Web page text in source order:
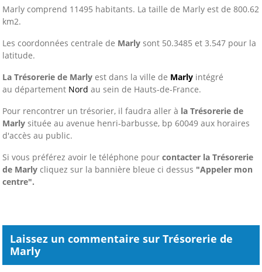
Marly comprend 11495 habitants. La taille de Marly est de 800.62
km2.
Les coordonnées centrale de Marly sont 50.3485 et 3.547 pour la
latitude.
La Trésorerie de Marly est dans la ville de Marly intégré
au département Nord au sein de Hauts-de-France.
Pour rencontrer un trésorier, il faudra aller à la Trésorerie de
Marly située au avenue henri-barbusse, bp 60049 aux horaires
d'accès au public.
Si vous préférez avoir le téléphone pour contacter la Trésorerie
de Marly cliquez sur la bannière bleue ci dessus "Appeler mon
centre".
Laissez un commentaire sur Trésorerie de
Marly